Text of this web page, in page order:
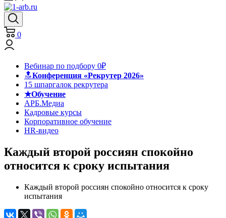
0
Вебинар по подбору 0₽
🔝Конференция «Рекрутер 2026»
15 шпаргалок рекрутера
★Обучение
АРБ.Медиа
Кадровые курсы
Корпоративное обучение
HR-видео
Каждый второй россиян спокойно
относится к сроку испытания
Каждый второй россиян спокойно относится к сроку
испытания